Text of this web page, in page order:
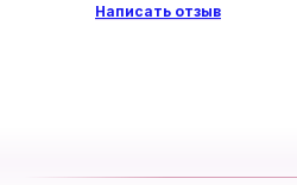
Написать отзыв